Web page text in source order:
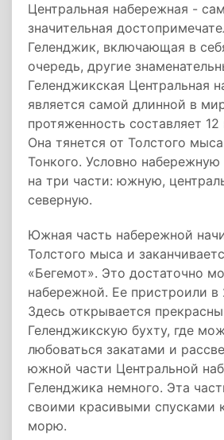
Центральная набережная -
значительная
Геленджик, включающая в
очередь, другие
Геленджикская Центральная
является самой длинной в
протяженность составляет
Она тянется от Толстого
Тонкого. Условно набережную
на три части: южную,
северную.
Южная часть набережной
Толстого мыса и
«Бегемот». Это достаточно
набережной. Ее пристроили в
Здесь открывается
Геленджикскую бухту, где
любоваться закатами и
южной части Центральной
Геленджика немного. Эта
своими красивыми спусками
морю.